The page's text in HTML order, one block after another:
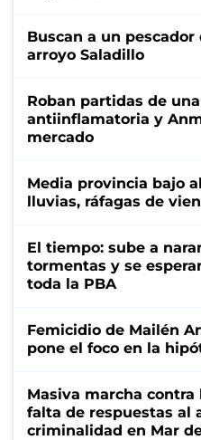
Buscan a un
arroyo Saladillo
Roban partidas de
antiinflamatoria y
mercado
Media provincia bajo
lluvias, ráfagas de
El tiempo: sube a
tormentas y se
toda la PBA
Femicidio de Mailén
pone el foco en la
Masiva marcha
falta de respuestas al
criminalidad en Mar